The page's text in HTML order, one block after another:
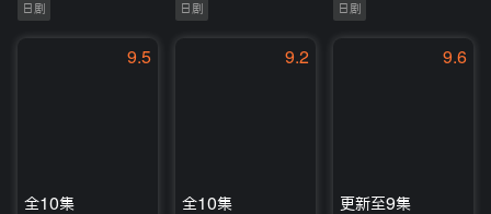
日剧 日剧 日剧
9.5
全10集
9.2
全10集
9.6
更新至9集